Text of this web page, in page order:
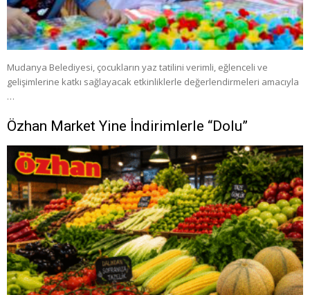
Mudanya Belediyesi, çocukların yaz tatilini verimli, eğlenceli ve
gelişimlerine katkı sağlayacak etkinliklerle değerlendirmeleri amacıyla
…
Özhan Market Yine İndirimlerle “Dolu”